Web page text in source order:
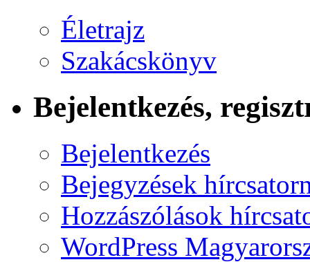
Életrajz
Szakácskönyv
Bejelentkezés,
Bejelentkezés
Bejegyzések
Hozzászólások
WordPress